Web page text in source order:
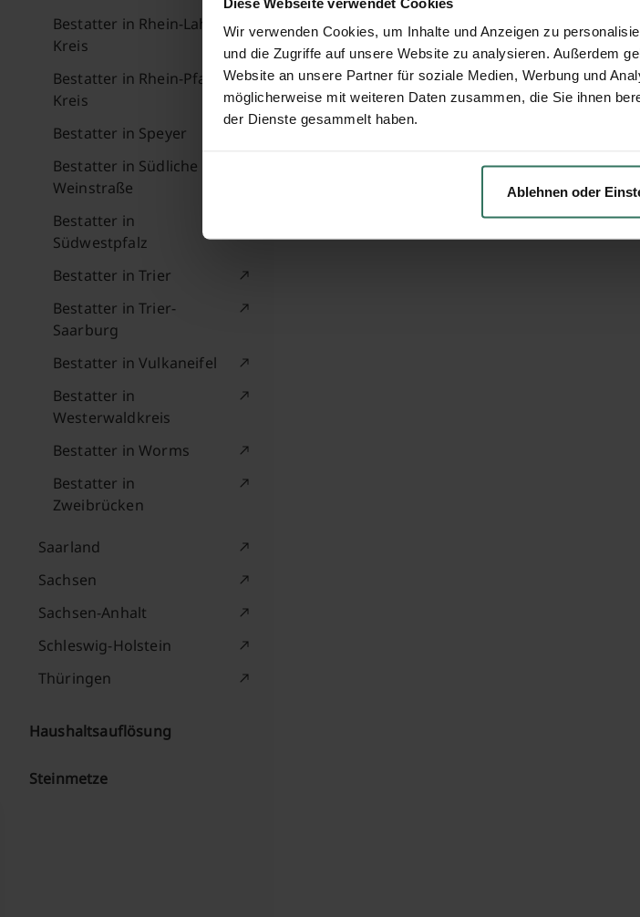
Wir verwenden Cookies, um Inhalte und Anzeigen zu
und die Zugriffe auf unsere Website zu analysieren. Außerdem
Website an unsere Partner für soziale Medien, Werbung und
möglicherweise mit weiteren Daten zusammen, die Sie ihnen
der Dienste gesammelt haben.
Ablehnen oder
Bestatter in Rhein-Lahn-
Kreis
Bestatter in Rhein-Pfalz-
Kreis
Bestatter in Speyer
Bestatter in Südliche
Weinstraße
Bestatter in
Südwestpfalz
Bestatter in Trier
Bestatter in Trier-
Saarburg
Bestatter in Vulkaneifel
Bestatter in
Westerwaldkreis
Bestatter in Worms
Bestatter in
Zweibrücken
Saarland
Sachsen
Sachsen-Anhalt
Schleswig-Holstein
Thüringen
Haushaltsauflösung
Steinmetze